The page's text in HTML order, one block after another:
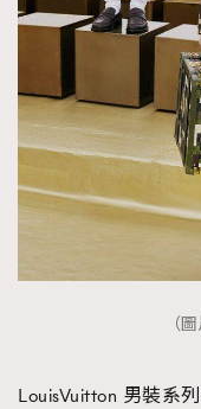
（
LouisVuitton 男裝系